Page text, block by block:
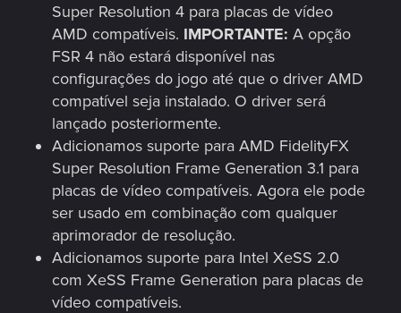
Super Resolution 4 para placas de vídeo
AMD compatíveis. IMPORTANTE: A opção
FSR 4 não estará disponível nas
configurações do jogo até que o driver AMD
compatível seja instalado. O driver será
lançado posteriormente.
Adicionamos suporte para AMD FidelityFX
Super Resolution Frame Generation 3.1 para
placas de vídeo compatíveis. Agora ele pode
ser usado em combinação com qualquer
aprimorador de resolução.
Adicionamos suporte para Intel XeSS 2.0
com XeSS Frame Generation para placas de
vídeo compatíveis.